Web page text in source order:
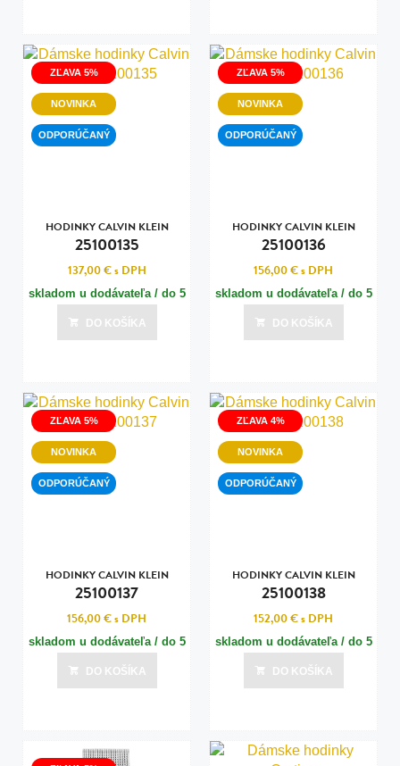
ZĽAVA 5%
NOVINKA
ODPORÚČANÝ
HODINKY CALVIN KLEIN
25100135
137,00 €s DPH
skladom u dodávateľa / do 5
dní
Posledná aktualizácia dnes o 13:00
DO KOŠÍKA
ZĽAVA 5%
NOVINKA
ODPORÚČANÝ
HODINKY CALVIN KLEIN
25100136
156,00 €s DPH
skladom u dodávateľa / do 5
dní
Posledná aktualizácia dnes o 13:00
DO KOŠÍKA
ZĽAVA 5%
NOVINKA
ODPORÚČANÝ
HODINKY CALVIN KLEIN
25100137
156,00 €s DPH
skladom u dodávateľa / do 5
dní
Posledná aktualizácia dnes o 13:00
DO KOŠÍKA
ZĽAVA 4%
NOVINKA
ODPORÚČANÝ
HODINKY CALVIN KLEIN
25100138
152,00 €s DPH
skladom u dodávateľa / do 5
dní
Posledná aktualizácia dnes o 13:00
DO KOŠÍKA